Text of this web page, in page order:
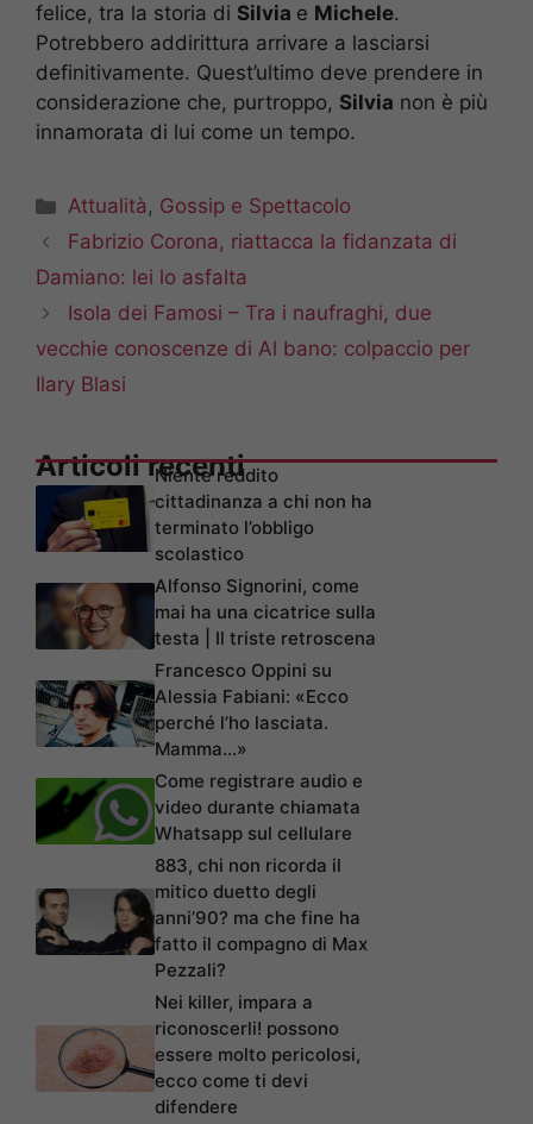
felice, tra la storia di Silvia e Michele.
Potrebbero addirittura arrivare a lasciarsi
definitivamente. Quest’ultimo deve prendere in
considerazione che, purtroppo, Silvia non è più
innamorata di lui come un tempo.
Categorie
Attualità , Gossip e Spettacolo
Fabrizio Corona, riattacca la fidanzata di
Damiano: lei lo asfalta
Isola dei Famosi – Tra i naufraghi, due
vecchie conoscenze di Al bano: colpaccio per
Ilary Blasi
Articoli recenti
Niente reddito
cittadinanza a chi non ha
terminato l’obbligo
scolastico
Alfonso Signorini, come
mai ha una cicatrice sulla
testa | Il triste retroscena
Francesco Oppini su
Alessia Fabiani: «Ecco
perché l’ho lasciata.
Mamma…»
Come registrare audio e
video durante chiamata
Whatsapp sul cellulare
883, chi non ricorda il
mitico duetto degli
anni’90? ma che fine ha
fatto il compagno di Max
Pezzali?
Nei killer, impara a
riconoscerli! possono
essere molto pericolosi,
ecco come ti devi
difendere